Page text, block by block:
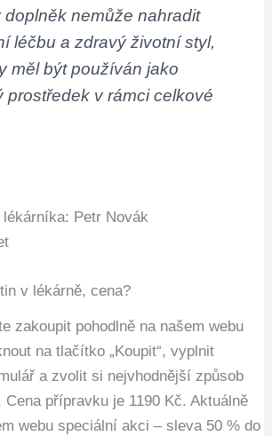
doplněk nemůže nahradit
léčbu a zdravý životní styl,
měl být používán jako
prostředek v rámci celkové
Petr Novák
v lékárně, cena?
zakoupit pohodlně na našem webu
na tlačítko „Koupit“, vyplnit
a zvolit si nejvhodnější způsob
Cena přípravku je 1190 Kč. Aktuálně
webu speciální akci – sleva 50 % do